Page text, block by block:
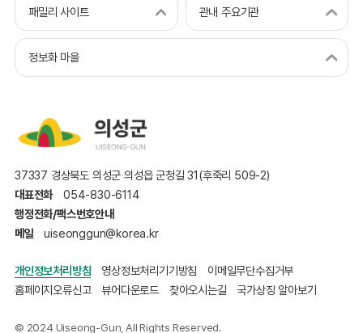
패밀리 사이트 관내 주요기관
정보화 마을
37337 경상북도 의성군 의성읍 군청길 31(후죽리 509-2)
대표전화
054-830-6114
행정전화/팩스번호안내
메일
uiseonggun@korea.kr
개인정보처리방침 영상정보처리기기방침
이메일무단수집거부
홈페이지오류신고
뷰어다운로드 찾아오시는길 국가상징 알아보기
© 2024 Uiseong-Gun, All Rights Reserved.